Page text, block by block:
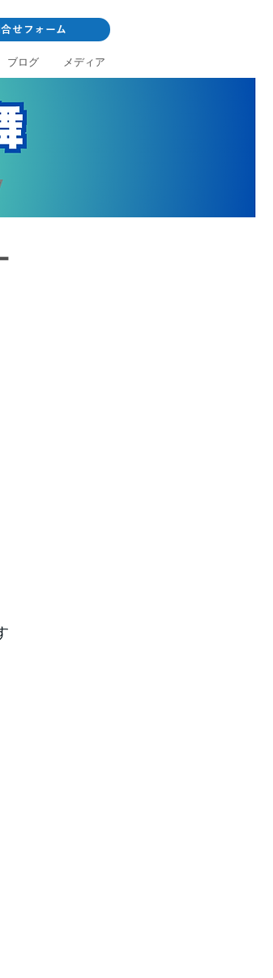
合せフォーム
ブログ メディア